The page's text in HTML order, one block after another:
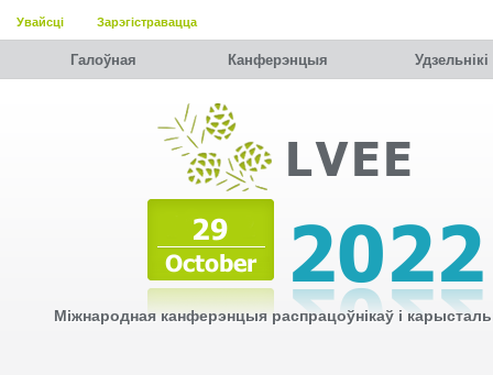
Увайсці Зарэгістравацца
Галоўная Канферэнцыя Удзельнiкi
Міжнародная канферэнцыя распрацоўнікаў і